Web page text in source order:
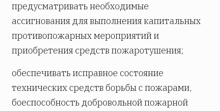
предусматривать необходимые
ассигнования для выполнения капитальных
противопожарных мероприятий и
приобретения средств пожаротушения;
обеспечивать исправное состояние
технических средств борьбы с пожарами,
боеспособность добровольной пожарной